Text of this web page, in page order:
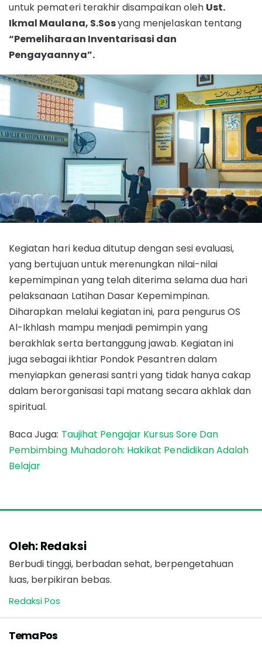
untuk pemateri terakhir disampaikan oleh Ust.
Ikmal Maulana, S.Sosyang menjelaskan tentang
“Pemeliharaan Inventarisasi dan
Pengayaannya”.
Kegiatan hari kedua ditutup dengan sesi evaluasi,
yang bertujuan untuk merenungkan nilai-nilai
kepemimpinan yang telah diterima selama dua hari
pelaksanaan Latihan Dasar Kepemimpinan.
Diharapkan melalui kegiatan ini, para pengurus OS
Al-Ikhlash mampu menjadi pemimpin yang
berakhlak serta bertanggung jawab. Kegiatan ini
juga sebagai ikhtiar Pondok Pesantren dalam
menyiapkan generasi santri yang tidak hanya cakap
dalam berorganisasi tapi matang secara akhlak dan
spiritual.
Baca Juga: Taujihat Pengajar Kursus Sore Dan
Pembimbing Muhadoroh: Hakikat Pendidikan Adalah
Belajar
Oleh: Redaksi
Berbudi tinggi, berbadan sehat, berpengetahuan
luas, berpikiran bebas.
Redaksi Pos
Tema Pos